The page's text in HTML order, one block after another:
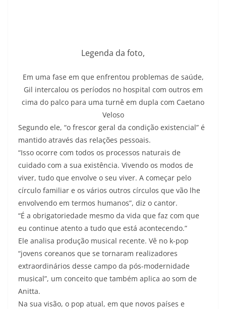
Legenda da foto,
Em uma fase em que enfrentou problemas de saúde,
Gil intercalou os períodos no hospital com outros em
cima do palco para uma turnê em dupla com Caetano
Veloso
Segundo ele, “o frescor geral da condição existencial” é
mantido através das relações pessoais.
“Isso ocorre com todos os processos naturais de
cuidado com a sua existência. Vivendo os modos de
viver, tudo que envolve o seu viver. A começar pelo
círculo familiar e os vários outros círculos que vão lhe
envolvendo em termos humanos”, diz o cantor.
“É a obrigatoriedade mesmo da vida que faz com que
eu continue atento a tudo que está acontecendo.”
Ele analisa produção musical recente. Vê no k-pop
“jovens coreanos que se tornaram realizadores
extraordinários desse campo da pós-modernidade
musical”, um conceito que também aplica ao som de
Anitta.
Na sua visão, o pop atual, em que novos países e